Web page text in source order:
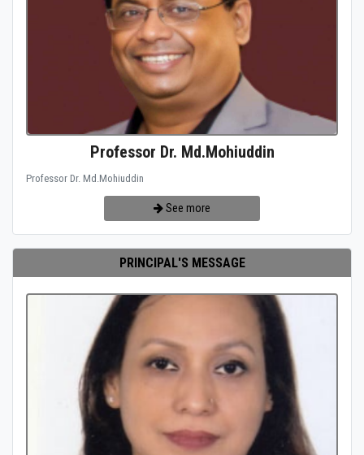
Professor Dr. Md.Mohiuddin
Professor Dr. Md.Mohiuddin
See more
PRINCIPAL'S MESSAGE